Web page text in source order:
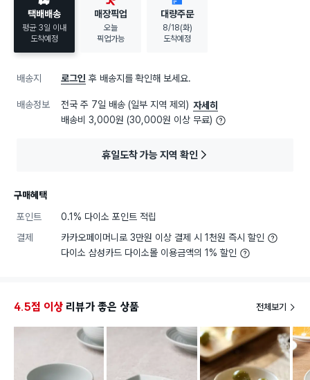
택배배송
평균 3일 이내
도착예정
매장픽업
오늘
픽업가능
대량주문
8/18(화)
도착예정
배송지 로그인 후 배송지를 확인해 보세요.
배송정보 전국 주 7일 배송 (일부 지역 제외) 자세히
배송비 3,000원 (30,000원 이상 무료)
휴일도착 가능 지역 확인
구매혜택
포인트
0.1% 다이소 포인트 적립
결제
카카오페이머니로 3만원 이상 결제 시 1천원 즉시 할인
다이소 삼성카드 다이소몰 이용금액의 1% 할인
4.5점 이상 리뷰가 좋은 상품 전체보기